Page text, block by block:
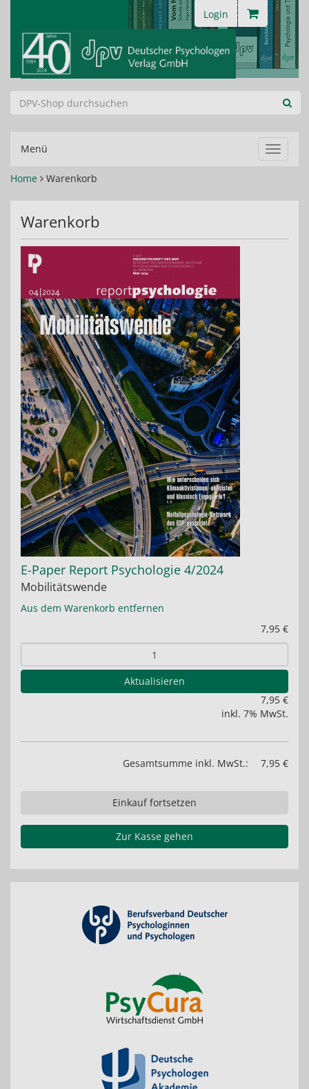
Login
Menü
ein-/
Home
Warenkorb
Warenkorb
E-Paper Report Psychologie 4/2024
Mobilitätswende
Aus dem Warenkorb entfernen
7,95 €
Aktualisieren
7,95 €
inkl. 7% MwSt.
Gesamtsumme inkl. MwSt.: 7,95 €
Einkauf fortsetzen
Zur Kasse gehen